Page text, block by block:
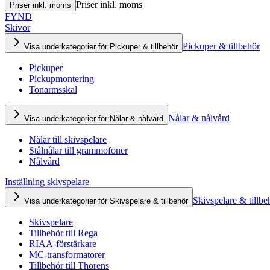
Priser inkl. moms Priser inkl. moms
FYND
Skivor
Visa underkategorier för Pickuper & tillbehör Pickuper & tillbehör
Pickuper
Pickupmontering
Tonarmsskal
Visa underkategorier för Nålar & nålvård Nålar & nålvård
Nålar till skivspelare
Stålnålar till grammofoner
Nålvård
Inställning skivspelare
Visa underkategorier för Skivspelare & tillbehör Skivspelare &
Skivspelare
Tillbehör till Rega
RIAA-förstärkare
MC-transformatorer
Tillbehör till Thorens